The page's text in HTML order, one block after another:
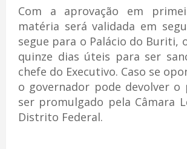
Com a aprovação em
matéria será validada em
segue para o Palácio do Buriti,
quinze dias úteis para ser
chefe do Executivo. Caso se
o governador pode devolver
ser promulgado pela Câmara
Distrito Federal.